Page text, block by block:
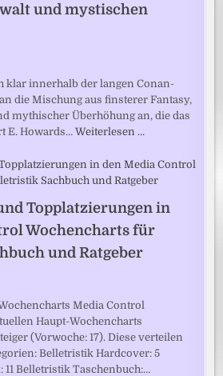
und mystischen
klar innerhalb der langen Conan-
die Mischung aus finsterer Fantasy,
mythischer Überhöhung an, die das
E. Howards…Weiterlesen …
Topplatzierungen in
Wochencharts für
und Ratgeber
Media Control
Haupt-Wochencharts
(Vorwoche: 17). Diese verteilen
Belletristik Hardcover: 5
11 Belletristik Taschenbuch:…